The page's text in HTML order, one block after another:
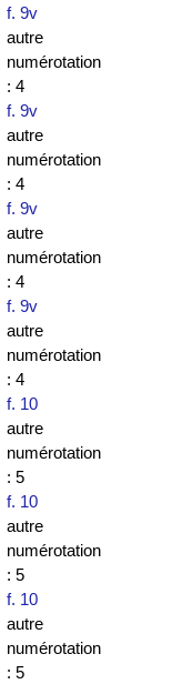
f. 9v
autre
numérotation
: 4
f. 9v
autre
numérotation
: 4
f. 9v
autre
numérotation
: 4
f. 9v
autre
numérotation
: 4
f. 10
autre
numérotation
: 5
f. 10
autre
numérotation
: 5
f. 10
autre
numérotation
: 5